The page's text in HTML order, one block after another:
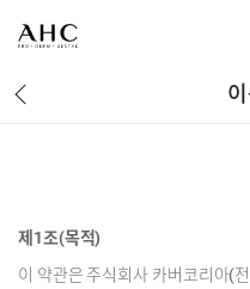
제1조(목적)
이 약관은 주식회사 카버코리아(